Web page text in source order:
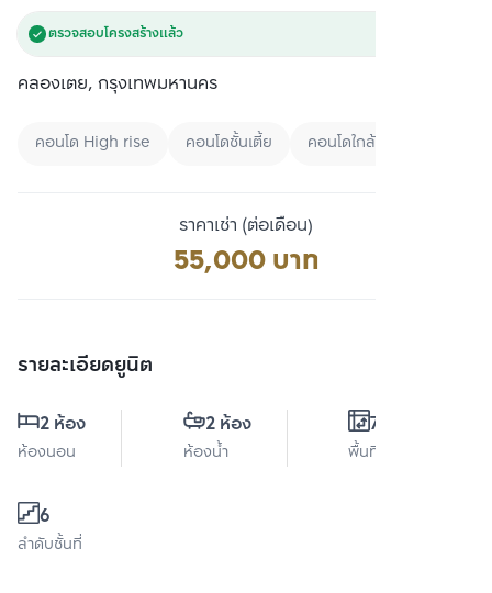
ตรวจสอบโครงสร้างแล้ว
คลองเตย, กรุงเทพมหานคร
คอนโด High rise คอนโดชั้นเตี้ย คอนโดใกล้มหาลัย
ราคาเช่า (ต่อเดือน)
55,000 บาท
รายละเอียดยูนิต
2 ห้อง
ห้องนอน
2 ห้อง
ห้องน้ำ
78 ตร.ม.
พื้นที่ใช้สอย
6
ลำดับชั้นที่